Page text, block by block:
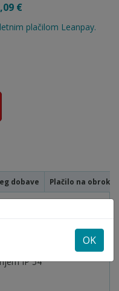
€
plačilom Leanpay.
dobave Plačilo na obroke
IP 54
OK